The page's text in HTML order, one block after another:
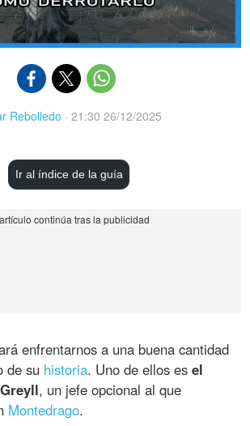
Rebolledo · 21:30 26/12/2025
Ir al índice de la guía
enfrentarnos a una buena cantidad
de su historia. Uno de ellos esel
, un jefe opcional al que
Montedrago.